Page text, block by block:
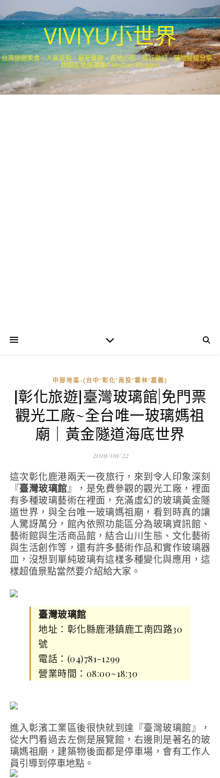
VIVIYU小世界
台灣旅遊美食、人氣景點、最新餐廳、各地小吃、旅行遊記、購物經驗分享．
桃園在地部落客(Taoyuan Blogger)
中部地區-(台中'彰化'南投'雲林'嘉義)
[彰化旅遊]臺灣玻璃館|免門票
觀光工廠~全台唯一玻璃媽祖
廟｜黃金隧道海底世界
2019/09/22
這次彰化鹿港兩天一夜旅行，來到令人印象深刻
『臺灣玻璃館』，是免費參觀的觀光工廠，裡面
有多種玻璃藝術在裡面，充滿虛幻的玻璃黃金隧
道世界，與全台唯一玻璃媽祖廟，看到時真的讓
人驚訝萬分，館內依照功能區分為玻璃資訊館、
藝術館與生活商品館，結合山川生態、文化藝術
與生活創作等，還有許多藝術作品和實作玻璃器
皿，沒想到單純玻璃有這樣多種變化與應用，這
樣超值景點當然要介紹給大家。
臺灣玻璃館
地址：彰化縣鹿港鎮鹿工南四路30
號
電話：(04)781-1299
營業時間：08:00~18:30
進入彰濱工業區後很快就到達『臺灣玻璃館』，
從大門看過去左側是展覽館，右邊則是著名的玻
璃媽祖廟，建築物後面都是停車場，會有工作人
員引導到停車地點。